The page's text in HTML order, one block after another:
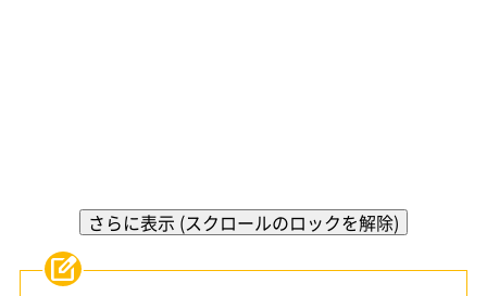
さらに表示 (スクロールのロックを解除)